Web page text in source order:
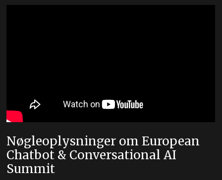
Nøgleoplysninger om European
Chatbot & Conversational AI
Summit